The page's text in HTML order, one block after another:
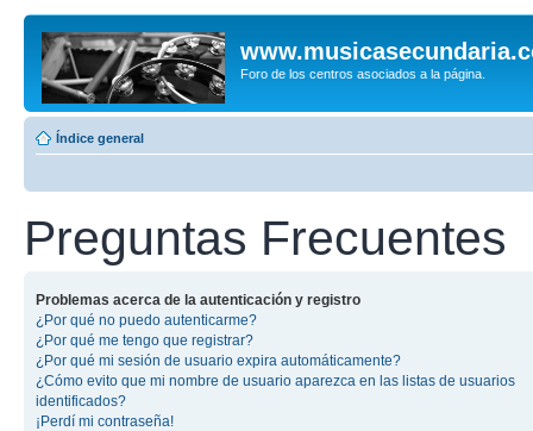
Foro de los centros asociados a la página.
Índice general
Preguntas Frecuentes
Problemas acerca de la autenticación y registro
¿Por qué no puedo autenticarme?
¿Por qué me tengo que registrar?
¿Por qué mi sesión de usuario expira automáticamente?
¿Cómo evito que mi nombre de usuario aparezca en las listas de usuarios
identificados?
¡Perdí mi contraseña!